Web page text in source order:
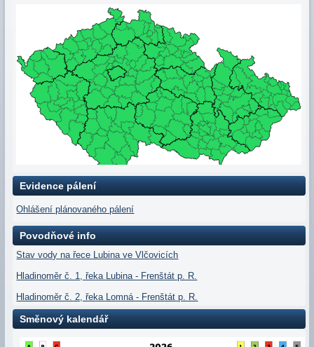
Evidence pálení
Ohlášení plánovaného pálení
Povodňové info
Stav vody na řece Lubina ve Vlčovicích
Hladinoměr č. 1, řeka Lubina - Frenštát p. R.
Hladinoměr č. 2, řeka Lomná - Frenštát p. R.
Směnový kalendář